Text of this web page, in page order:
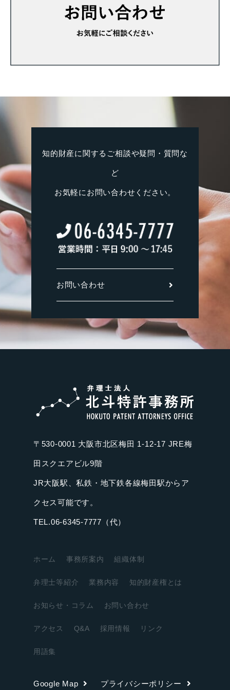
知的財産に関するご相談や疑問・質問な
ど
お気軽にお問い合わせください。
お問い合わせ
〒530-0001 大阪市北区梅田 1-12-17 JRE梅
田スクエアビル9階
JR大阪駅、私鉄・地下鉄各線梅田駅からア
クセス可能です。
TEL.06-6345-7777（代）
ホーム 事務所案内 組織体制
弁理士等紹介 業務内容 知的財産権とは
お知らせ・コラム お問い合わせ
アクセス Q&A 採用情報 リンク
用語集
Google Map プライバシーポリシー